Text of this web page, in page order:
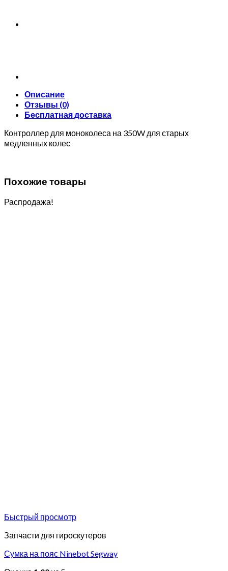
Описание
Отзывы (0)
Бесплатная доставка
Контроллер для моноколеса на 350W для старых
медленных колес
Похожие товары
Распродажа!
Быстрый просмотр
Запчасти для гироскутеров
Сумка на пояс Ninebot Segway